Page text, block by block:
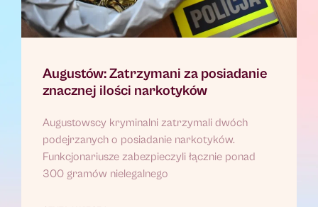
Augustów: Zatrzymani za posiadanie
znacznej ilości narkotyków
Augustowscy kryminalni zatrzymali dwóch
podejrzanych o posiadanie narkotyków.
Funkcjonariusze zabezpieczyli łącznie ponad
300 gramów nielegalnego